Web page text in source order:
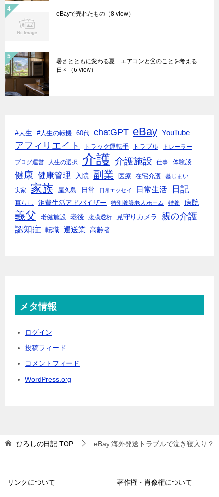
eBayで売れたもの （8 view）
暑さとともに変わる夏 エアコンと父のことを考える
日々
（6 view）
#人生 #人生の転機 60代 chatGPT eBay YouTube
アフィリエイト トラック運転手 トラブル トレーラー
ブログ運営 人生の選択 介護 介護施設 仕事 体験談
健康 健康管理 入院 副業 医療 在宅介護 墓じまい
実家 家族 屋久島 日常 日常エッセイ 日常生活 日記
暮らし 消費生活アドバイザー 特別養護老人ホーム 特養 病院
義父 老健施設 老後 腹膜透析 見守りカメラ
親の介護
認知症
転職 運送業 高齢者
メタ情報
ログイン
投稿フィード
コメントフィード
WordPress.org
ひろしの日記 TOP eBay 海外発送トラブルで泣き寝入り？
リンクについて 著作権・肖像権について